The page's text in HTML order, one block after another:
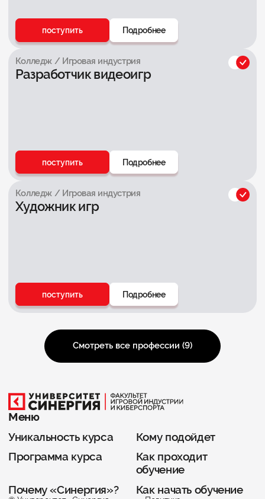
поступить Подробнее
Колледж / Игровая индустрия
Разработчик видеоигр
поступить Подробнее
Колледж / Игровая индустрия
Художник игр
поступить Подробнее
Смотреть все профессии (9)
Меню
Уникальность курса
Кому подойдет
Программа курса
Как проходит
обучение
Почему «Синергия»?
Как начать обучение